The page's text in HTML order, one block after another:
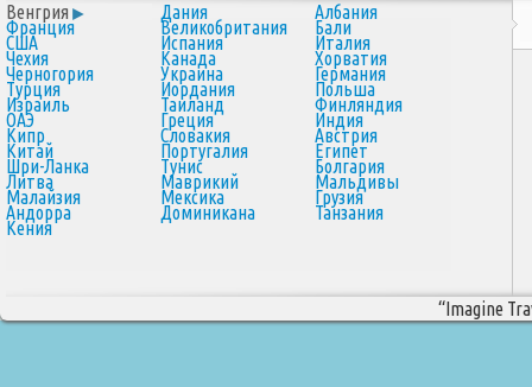
Венгрия Дания Албания
Франция Великобритания Бали
США Испания Италия
Чехия Канада Хорватия
Черногория Украина Германия
Турция Иордания Польша
Израиль Таиланд Финляндия
ОАЭ Греция Индия
Кипр Словакия Австрия
Китай Португалия Египет
Шри-Ланка Тунис Болгария
Литва Маврикий Мальдивы
Малайзия Мексика Грузия
Андорра Доминикана Танзания
Кения
“Imagine